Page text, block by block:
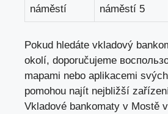
náměstí
náměstí 5
Pokud hledáte vkladový
okolí, doporučujeme
mapami nebo aplikacemi
pomohou najít nejbližší
Vkladové bankomaty v Mostě